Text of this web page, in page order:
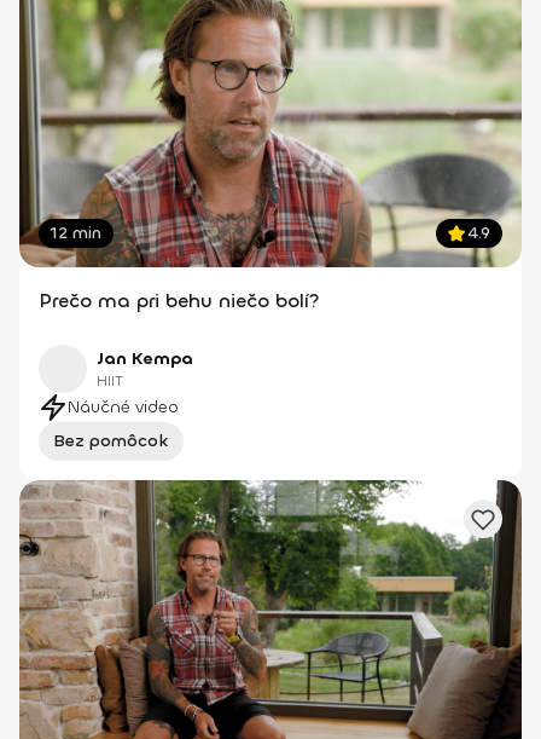
12 min 4.9
Prečo ma pri behu niečo bolí?
Jan Kempa
HIIT
Náučné video
Bez pomôcok